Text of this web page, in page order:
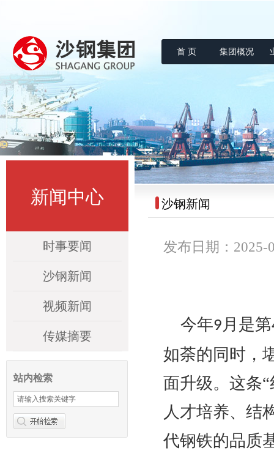
沙钢集团
首 页 集团概况
新闻中心
时事要闻
沙钢新闻
视频新闻
传媒摘要
站内检索
沙钢新闻
发布日期：2025-
今年9月是第
如荼的同时，
面升级。这条
人才培养、结
代钢铁的品质